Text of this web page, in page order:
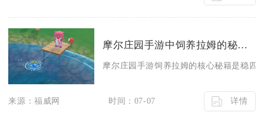
摩尔庄园手游中饲养拉姆的秘籍是什么
摩尔庄园手游饲养拉姆的核心秘籍是稳四
来源：福威网 时间：07-07 详情